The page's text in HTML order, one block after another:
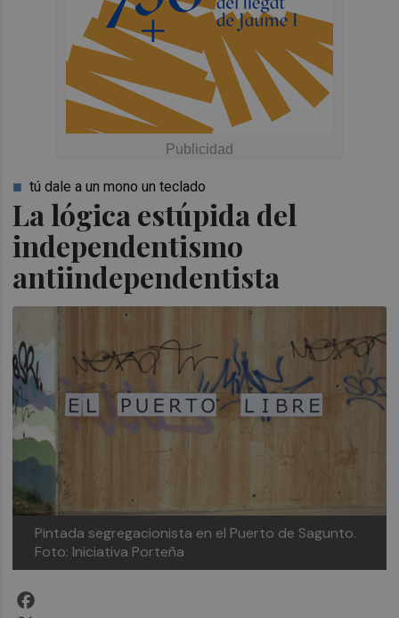
La lógica estúpida del
independentismo
antiindependentista
tú dale a un mono un teclado
Pintada segregacionista en el Puerto de Sagunto.
Foto: Iniciativa Porteña